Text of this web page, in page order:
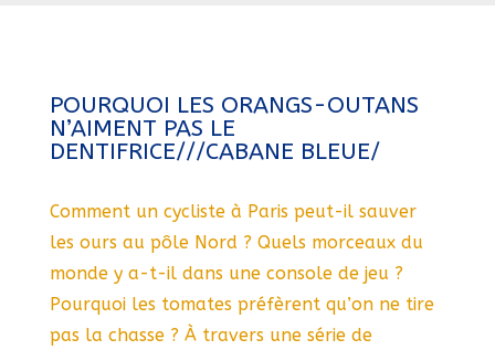
POURQUOI LES ORANGS-OUTANS
N’AIMENT PAS LE
DENTIFRICE///CABANE BLEUE/
Comment un cycliste à Paris peut-il sauver
les ours au pôle Nord ? Quels morceaux du
monde y a-t-il dans une console de jeu ?
Pourquoi les tomates préfèrent qu’on ne tire
pas la chasse ? À travers une série de